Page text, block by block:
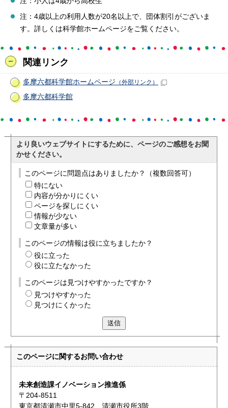
注：4歳以上の利用人数が20名以上で、団体割引がございま
す。詳しくは科学館ホームページをご覧ください。
関連リンク
多摩六都科学館ホームページ （外部リンク）
多摩六都科学館
より良いウェブサイトにするために、ページのご感想をお聞
かせください。
このページに問題点はありましたか？（複数回答可）
特にない
内容が分かりにくい
ページを探しにくい
情報が少ない
文章量が多い
このページの情報は役に立ちましたか？
役に立った
役に立たなかった
このページは見つけやすかったですか？
見つけやすかった
見つけにくかった
送信
このページに関するお問い合わせ
未来創造課イノベーション推進係
〒204-8511
東京都清瀬市中里5-842 清瀬市役所3階